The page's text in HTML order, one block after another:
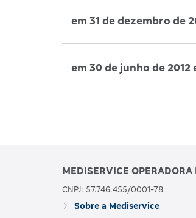
em 31 de dezembro de
em 30 de junho de 2012
MEDISERVICE
CNPJ: 57.746.455/0001-78
Sobre a Mediservice